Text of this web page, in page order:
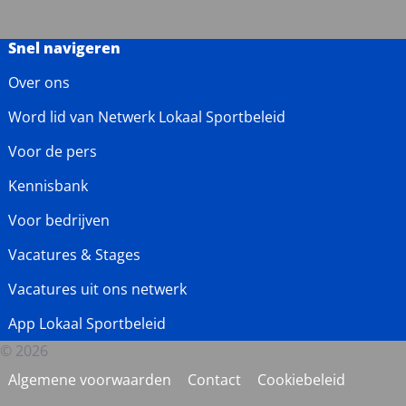
Snel navigeren
Over ons
Word lid van Netwerk Lokaal Sportbeleid
Voor de pers
Kennisbank
Voor bedrijven
Vacatures & Stages
Vacatures uit ons netwerk
App Lokaal Sportbeleid
© 2026
Algemene voorwaarden
Contact Cookiebeleid